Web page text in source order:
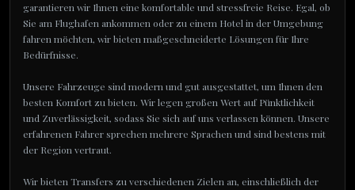
garantieren wir Ihnen eine komfortable und stressfreie Reise. Egal, ob
Sie am Flughafen ankommen oder zu einem Hotel in der Umgebung
fahren möchten, wir bieten maßgeschneiderte Lösungen für Ihre
Bedürfnisse.
Unsere Fahrzeuge sind modern und gut ausgestattet, um Ihnen den
besten Komfort zu bieten. Wir legen großen Wert auf Pünktlichkeit
und Zuverlässigkeit, sodass Sie sich auf uns verlassen können. Unsere
erfahrenen Fahrer sprechen mehrere Sprachen und sind bestens mit
der Region vertraut.
Wir bieten Transfers zu verschiedenen Zielen an, einschließlich der